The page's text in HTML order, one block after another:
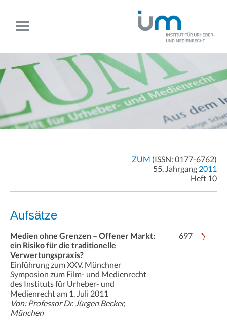
ZUM (ISSN: 0177-6762)
55. Jahrgang 2011
Heft 10
Aufsätze
Medien ohne Grenzen – Offener Markt:
ein Risiko für die traditionelle
Verwertungspraxis?
Einführung zum XXV. Münchner
Symposion zum Film- und Medienrecht
des Instituts für Urheber- und
Medienrecht am 1. Juli 2011
Von: Professor Dr. Jürgen Becker,
München
697